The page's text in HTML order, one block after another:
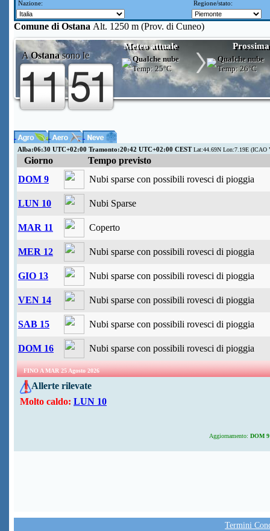
Nazione: Regione/stato:
Comune di Ostana Alt. 1250 m (Prov. di Cuneo)
AOstanasono le
Meteo attuale
Qualche nube
Temp:25°C
Qualche nube
Temp:26°C
Alba:06:30 UTC+02:00 Tramonto:20:42 UTC+02:00 CESTLat:44.69N Lon:7.19E (ICAO
Giorno
Tempo previsto
DOM 9
Nubi sparse con possibili rovesci di pioggia
LUN 10 Nubi Sparse
MAR 11 Coperto
MER 12 Nubi sparse con possibili rovesci di pioggia
GIO 13 Nubi sparse con possibili rovesci di pioggia
VEN 14 Nubi sparse con possibili rovesci di pioggia
SAB 15 Nubi sparse con possibili rovesci di pioggia
DOM 16 Nubi sparse con possibili rovesci di pioggia
FINO A MAR 25 Agosto 2026
Allerte rilevate
Molto caldo: LUN 10
Aggiornamento: DOM 9
Termini